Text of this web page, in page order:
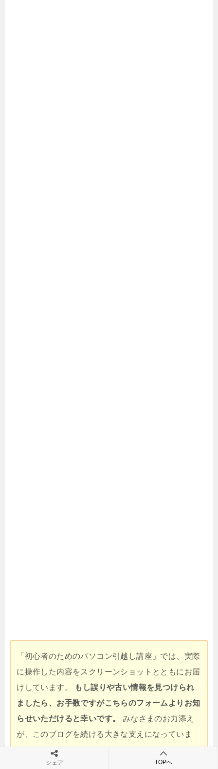
「初心者のためのパソコン引越し講座」では、実際
に操作した内容をスクリーンショットとともにお届
けしています。
もし誤りや古い情報を見つけられ
ましたら、お手数ですがこちらのフォームよりお知
らせいただけると幸いです。
みなさまのお力添え
が、このブログを続ける大きな支えになっていま
シェア TOPへ